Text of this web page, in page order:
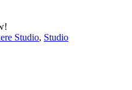
Studio, Studio